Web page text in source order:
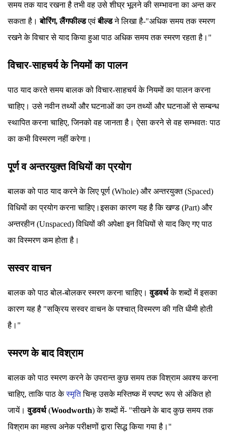
समय तक याद रखना है तभी वह उसे शीघ्र भूलने की सम्भावना का अन्त कर
सकता है।बोरिंग, लैंगफील्डएवंबील्डने लिखा है-"अधिक समय तक स्मरण
रखने के विचार से याद किया हुआ पाठ अधिक समय तक स्मरण रहता है।"
विचार-साहचर्य के नियमों का पालन
पाठ याद करते समय बालक को विचार-साहचर्य के नियमों का पालन करना
चाहिए। उसे नवीन तथ्यों और घटनाओं का उन तथ्यों और घटनाओं से सम्बन्ध
स्थापित करना चाहिए, जिनको वह जानता है। ऐसा करने से वह सम्भवतः पाठ
का कभी विस्मरण नहीं करेगा।
पूर्ण व अन्तरयुक्त विधियों का प्रयोग
बालक को पाठ याद करने के लिए पूर्ण (Whole) और अन्तरयुक्त (Spaced)
विधियों का प्रयोग करना चाहिए।इसका कारण यह है कि खण्ड (Part) और
अन्तरहीन (Unspaced) विधियों की अपेक्षा इन विधियों से याद किए गए पाठ
का विस्मरण कम होता है।
सस्वर वाचन
बालक को पाठ बोल-बोलकर स्मरण करना चाहिए।वुडवर्थके शब्दों में इसका
कारण यह है "सक्रिय सस्वर वाचन के पश्चात् विस्मरण की गति धीमी होती
है।"
स्मरण के बाद विश्राम
बालक को पाठ स्मरण करने के उपरान्त कुछ समय तक विश्राम अवश्य करना
चाहिए, ताकि पाठ केस्मृतिचिन्ह उसके मस्तिष्क में स्पष्ट रूप से अंकित हो
जायें। वुडवर्थ(Woodworth) के शब्दों में- "सीखने के बाद कुछ समय तक
विश्राम का महत्त्व अनेक परीक्षणों द्वारा सिद्ध किया गया है।''